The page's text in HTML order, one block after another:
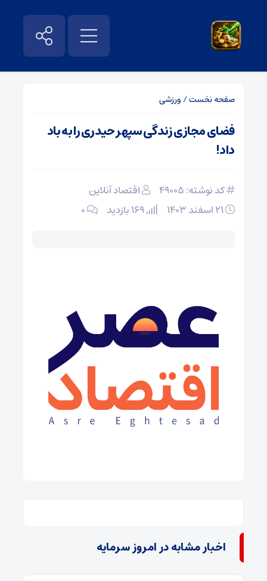
صفحه نخست/ ورزشی
فضای مجازی زندگی سپهر حیدری را به باد
داد!
کد نوشته: 49005
اقتصاد آنلاین
۰
اخبار مشابه در امروز سرمایه